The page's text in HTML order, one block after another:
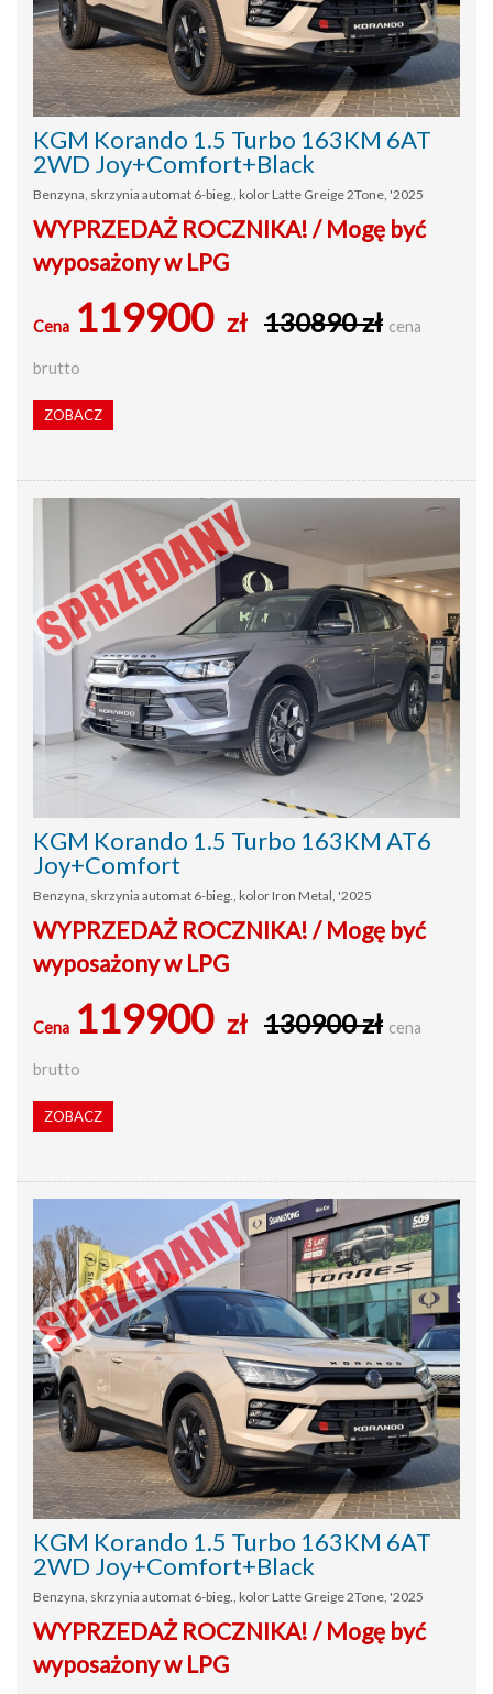
KGM Korando 1.5 Turbo 163KM 6AT
2WD Joy+Comfort+Black
Benzyna, skrzynia automat 6-bieg., kolor Latte Greige 2Tone, '2025
WYPRZEDAŻ ROCZNIKA! / Mogę być
wyposażony w LPG
Cena 119900 zł 130890 zł cena
brutto
ZOBACZ
KGM Korando 1.5 Turbo 163KM AT6
Joy+Comfort
Benzyna, skrzynia automat 6-bieg., kolor Iron Metal, '2025
WYPRZEDAŻ ROCZNIKA! / Mogę być
wyposażony w LPG
Cena 119900 zł 130900 zł cena
brutto
ZOBACZ
KGM Korando 1.5 Turbo 163KM 6AT
2WD Joy+Comfort+Black
Benzyna, skrzynia automat 6-bieg., kolor Latte Greige 2Tone, '2025
WYPRZEDAŻ ROCZNIKA! / Mogę być
wyposażony w LPG